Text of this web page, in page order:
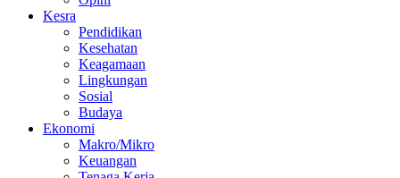
Kesra
Pendidikan
Kesehatan
Keagamaan
Lingkungan
Sosial
Budaya
Ekonomi
Makro/Mikro
Keuangan